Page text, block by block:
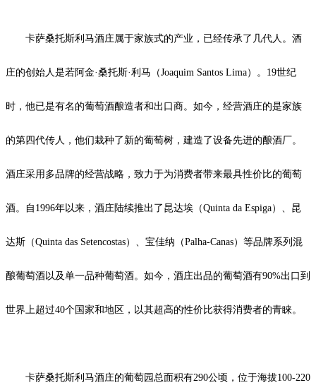
卡萨桑托斯利马酒庄属于家族式的产业，已经传承了几代人。酒
庄的创始人是若阿金·桑托斯·利马（Joaquim Santos Lima）。19世纪
时，他已是有名的葡萄酒酿造者和出口商。如今，经营酒庄的是家族
的第四代传人，他们栽种了新的葡萄树，建造了设备先进的酿酒厂。
酒庄采用多品牌的经营战略，致力于为消费者带来最具性价比的葡萄
酒。自1996年以来，酒庄陆续推出了昆达埃（Quinta da Espiga）、昆
达斯（Quinta das Setencostas）、宝佳纳（Palha-Canas）等品牌系列混
酿葡萄酒以及单一品种葡萄酒。如今，酒庄出品的葡萄酒有90%出口到
世界上超过40个国家和地区，以其超高的性价比获得消费者的青睐。
卡萨桑托斯利马酒庄的葡萄园总面积有290公顷，位于海拔100-220